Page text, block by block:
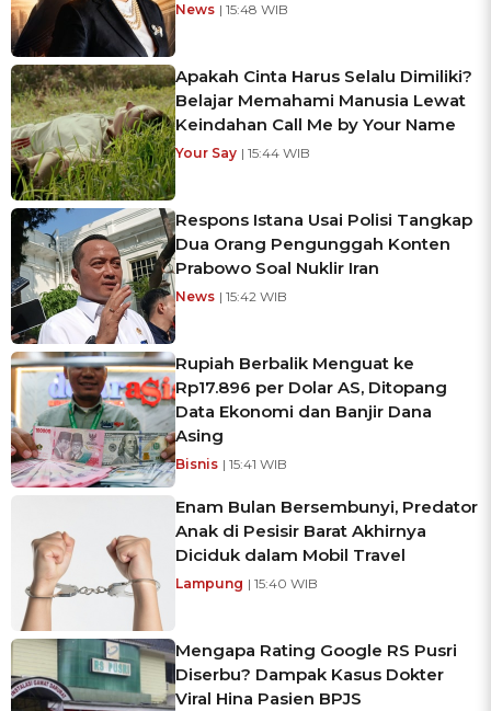
News | 15:48 WIB
Apakah Cinta Harus Selalu Dimiliki?
Belajar Memahami Manusia Lewat
Keindahan Call Me by Your Name
Your Say | 15:44 WIB
Respons Istana Usai Polisi Tangkap
Dua Orang Pengunggah Konten
Prabowo Soal Nuklir Iran
News | 15:42 WIB
Rupiah Berbalik Menguat ke
Rp17.896 per Dolar AS, Ditopang
Data Ekonomi dan Banjir Dana
Asing
Bisnis | 15:41 WIB
Enam Bulan Bersembunyi, Predator
Anak di Pesisir Barat Akhirnya
Diciduk dalam Mobil Travel
Lampung | 15:40 WIB
Mengapa Rating Google RS Pusri
Diserbu? Dampak Kasus Dokter
Viral Hina Pasien BPJS